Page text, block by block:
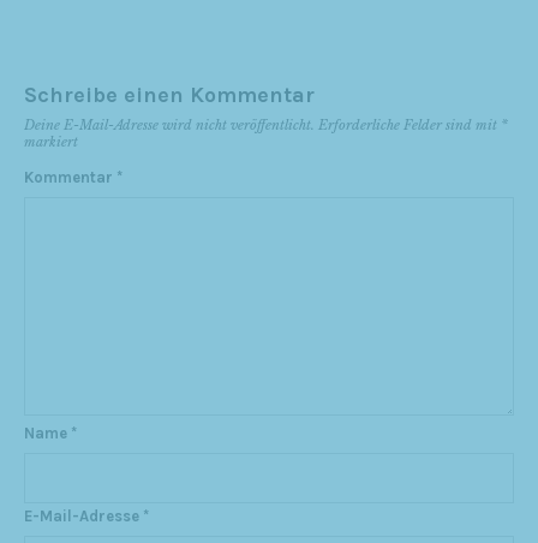
Schreibe einen Kommentar
Deine E-Mail-Adresse wird nicht veröffentlicht. Erforderliche Felder sind mit *
markiert
Kommentar *
Name *
E-Mail-Adresse *